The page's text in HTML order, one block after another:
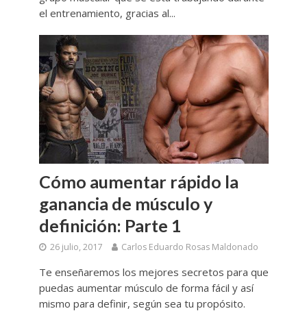
el entrenamiento, gracias al...
Cómo aumentar rápido la
ganancia de músculo y
definición: Parte 1
26 julio, 2017 Carlos Eduardo Rosas Maldonado
Te enseñaremos los mejores secretos para que
puedas aumentar músculo de forma fácil y así
mismo para definir, según sea tu propósito.